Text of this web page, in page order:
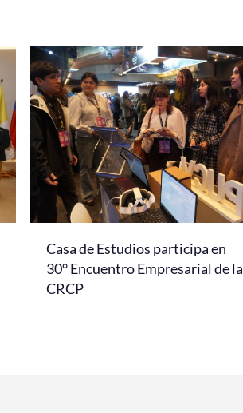
Casa de Estudios participa en
30° Encuentro Empresarial de la
CRCP